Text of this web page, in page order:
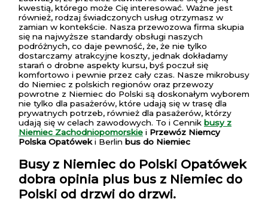
kwestią, którego może Cię interesować. Ważne jest
również, rodzaj świadczonych usług otrzymasz w
zamian w kontekście. Nasza przewozowa firma skupia
się na najwyższe standardy obsługi naszych
podróżnych, co daje pewność, że, że nie tylko
dostarczamy atrakcyjne koszty, jednak dokładamy
starań o drobne aspekty kursu, byś poczuł się
komfortowo i pewnie przez cały czas. Nasze mikrobusy
do Niemiec z polskich regionów oraz przewozy
powrotne z Niemiec do Polski są doskonałym wyborem
nie tylko dla pasażerów, które udają się w trasę dla
prywatnych potrzeb, również dla pasażerów, którzy
udają się w celach zawodowych. To i Cennik busy z
Niemiec Zachodniopomorskie i Przewóz Niemcy
Polska Opatóweki Berlin bus do Niemiec
Busy z Niemiec do Polski Opatówek
dobra opinia plus bus z Niemiec do
Polski od drzwi do drzwi.